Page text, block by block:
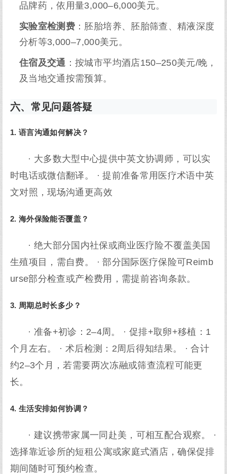
品牌药，依用量3,000–6,000美元。
实验室检测费 ：胚胎培养、胚胎筛查、精液深度
分析等3,000–7,000美元。
住宿及交通 ：按城市平均酒店150–250美元/晚，
及当地交通按需预算。
六、常见问题答疑
1. 语言沟通如何解决？
· 大多数大型中心提供中英文协调师，可以实
时电话或微信翻译。 · 提前准备常用医疗术语中英
文对照，现场沟通更高效
2. 海外保险能否覆盖？
· 绝大部分国内社保或商业医疗险不覆盖美国
生殖项目，需自费。 · 部分国际医疗保险可Reimb
urse部分检查或产检费用，需提前咨询条款。
3. 周期总时长多少？
· 准备+初诊：2–4周。 · 促排+取卵+移植：1
个月左右。 · 术后检测：2周后得知结果。 · 合计
约2–3个月，若需要两次冻融或筛查流程可能更
长。
4. 生活安排如何协调？
· 建议携带家属一同赴美，可相互配合观察。 ·
选择靠近诊所的短租公寓或家庭式酒店，确保促排
期间随时可预约检查。